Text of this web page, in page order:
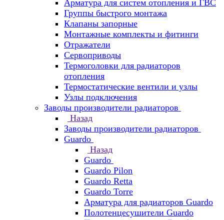
Арматура для систем отопления и ГВС
Группы быстрого монтажа
Клапаны запорные
Монтажные комплекты и фитинги
Отражатели
Сервоприводы
Термоголовки для радиаторов
отопления
Термостатические вентили и узлы
Узлы подключения
Заводы производители радиаторов
Назад
Заводы производители радиаторов
Guardo
Назад
Guardo
Guardo Pilon
Guardo Retta
Guardo Torre
Арматура для радиаторов Guardo
Полотенцесушители Guardo